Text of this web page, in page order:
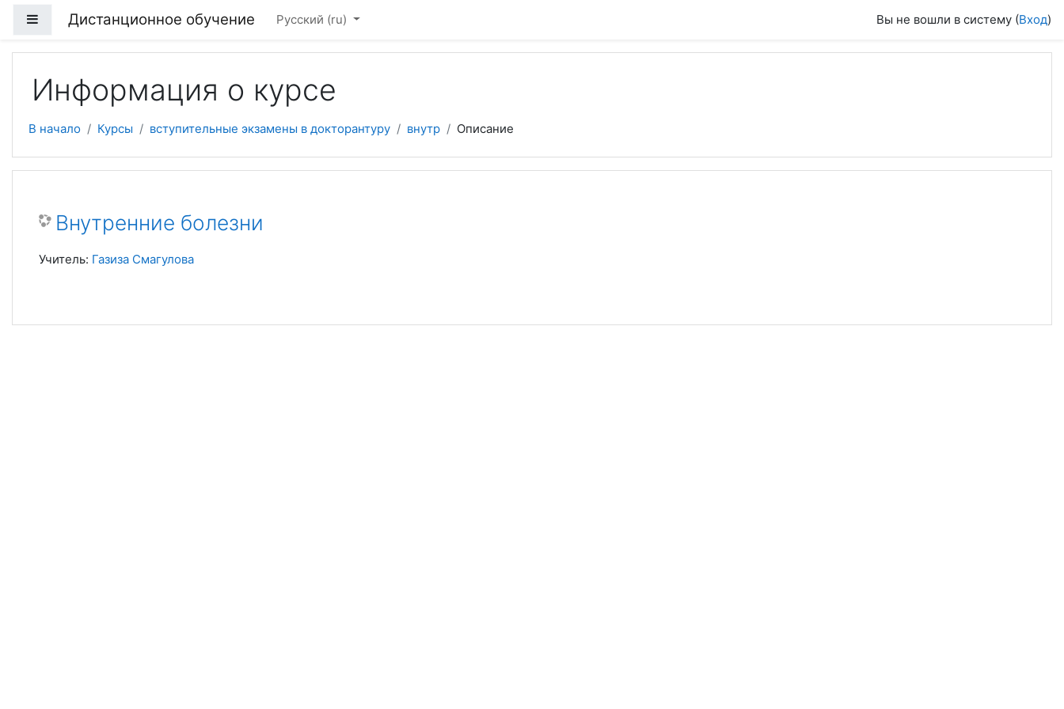
Боковая панель
Дистанционное обучение Русский ‎(ru)‎ Вы не вошли в систему (Вход)
Информация о курсе
В начало Курсы вступительные экзамены в докторантуру внутр Описание
Внутренние болезни
Учитель: Газиза Смагулова